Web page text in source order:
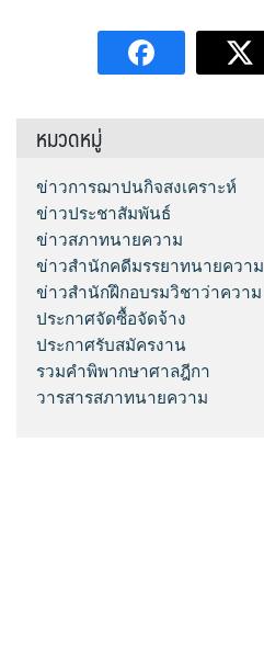
หมวดหมู่
ข่าวการฌาปนกิจสงเคราะห์
ข่าวประชาสัมพันธ์
ข่าวสภาทนายความ
ข่าวสำนักคดีมรรยาทนายความ
ข่าวสำนักฝึกอบรมวิชาว่าความ
ประกาศจัดซื้อจัดจ้าง
ประกาศรับสมัครงาน
รวมคำพิพากษาศาลฎีกา
วารสารสภาทนายความ